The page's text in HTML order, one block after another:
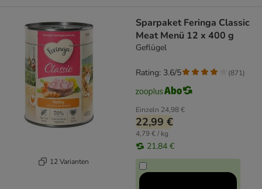
12 Varianten
Sparpaket Feringa Classic
Meat Menü 12 x 400 g
Geflügel
Einzeln 24,98 €
22,99 €
4,79 € / kg
21,84 €
Rating: 3.6/5 (871)